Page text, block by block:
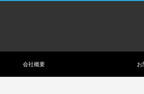
会社概要 お